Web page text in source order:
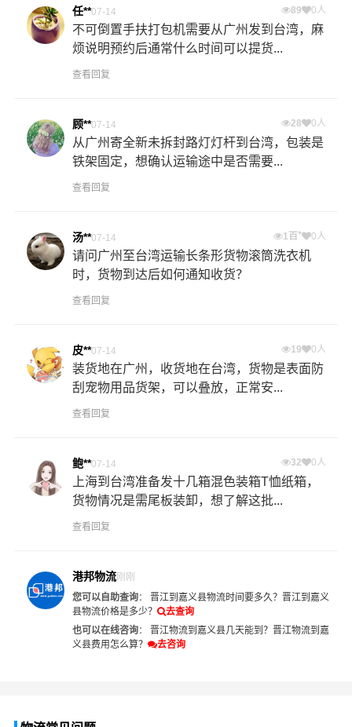
任**07-14 89 0人
不可倒置手扶打包机需要从广州发到台湾，麻
烦说明预约后通常什么时间可以提货...
查看回复
顾**07-14 28 0人
从广州寄全新未拆封路灯灯杆到台湾，包装是
铁架固定，想确认运输途中是否需要...
查看回复
汤**07-14 1百+ 0人
请问广州至台湾运输长条形货物滚筒洗衣机
时，货物到达后如何通知收货？
查看回复
皮**07-14 19 0人
装货地在广州，收货地在台湾，货物是表面防
刮宠物用品货架，可以叠放，正常安...
查看回复
鲍**07-14 32 0人
上海到台湾准备发十几箱混色装箱T恤纸箱，
货物情况是需尾板装卸，想了解这批...
查看回复
港邦物流刚刚
您可以自助查询： 晋江到嘉义县物流时间要多久？ 晋江到嘉义
县物流价格是多少？
去查询
也可以在线咨询： 晋江物流到嘉义县几天能到？ 晋江物流到嘉
义县费用怎么算？
去咨询